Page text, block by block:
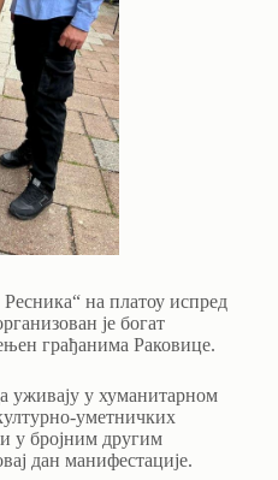
на платоу испред
је богат
грађанима Раковице.
уживају у хуманитарном
уметничких
у бројним другим
дан манифестације.